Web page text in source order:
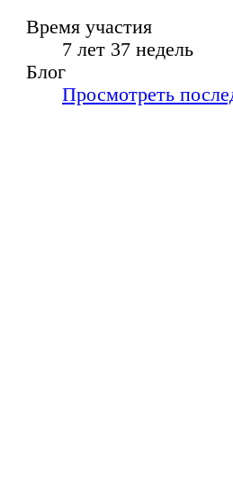
Время участия
7 лет 37 недель
Блог
Просмотреть